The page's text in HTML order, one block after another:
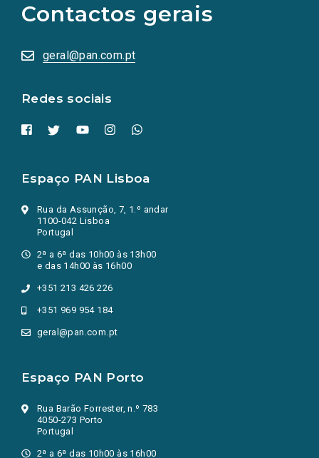
Contactos gerais
geral@pan.com.pt
Redes sociais
redes
sociais
numa
nova
Espaço PAN Lisboa
Rua da Assunção, 7, 1.º andar
1100-042 Lisboa
Portugal
2ª a 6ª das 10h00 às 13h00
e das 14h00 às 16h00
+351 213 426 226
+351 969 954 184
geral@pan.com.pt
Espaço PAN Porto
Rua Barão Forrester, n.º 783
4050-273 Porto
Portugal
2ª a 6ª das 10h00 às 16h00